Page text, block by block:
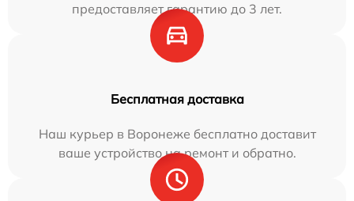
предоставляет гарантию до 3 лет.
Бесплатная доставка
Наш курьер в Воронеже бесплатно доставит
ваше устройство на ремонт и обратно.